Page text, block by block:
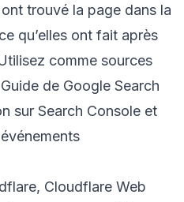
trouvé la page dans la
qu’elles ont fait après
comme sources
de Google Search
sur Search Console et
événements
Cloudflare Web